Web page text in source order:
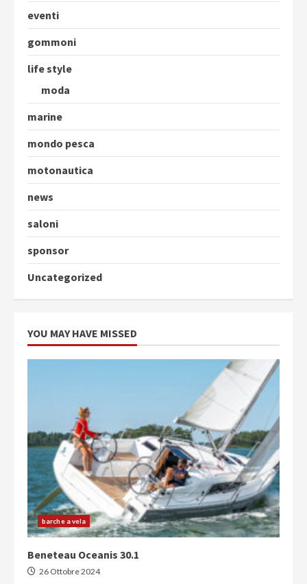
eventi
gommoni
life style
moda
marine
mondo pesca
motonautica
news
saloni
sponsor
Uncategorized
YOU MAY HAVE MISSED
barche a vela
Beneteau Oceanis 30.1
26 Ottobre 2024